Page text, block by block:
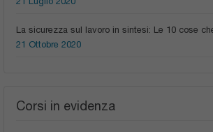
La sicurezza sul lavoro in sintesi: Le 10 cose
21 Ottobre 2020
Corsi in evidenza